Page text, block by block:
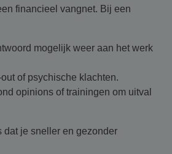
financieel vangnet. Bij een
mogelijk weer aan het werk
of psychische klachten.
opinions of trainingen om uitval
dat je sneller en gezonder